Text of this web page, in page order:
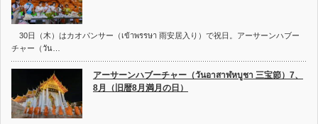
30日（木）はカオパンサー（เข้าพรรษา 雨安居入り）で祝日。アーサーンハブー
チャー（วัน…
アーサーンハブーチャー（วันอาสาฬหบูชา 三宝節）7、
8月（旧暦8月満月の日）